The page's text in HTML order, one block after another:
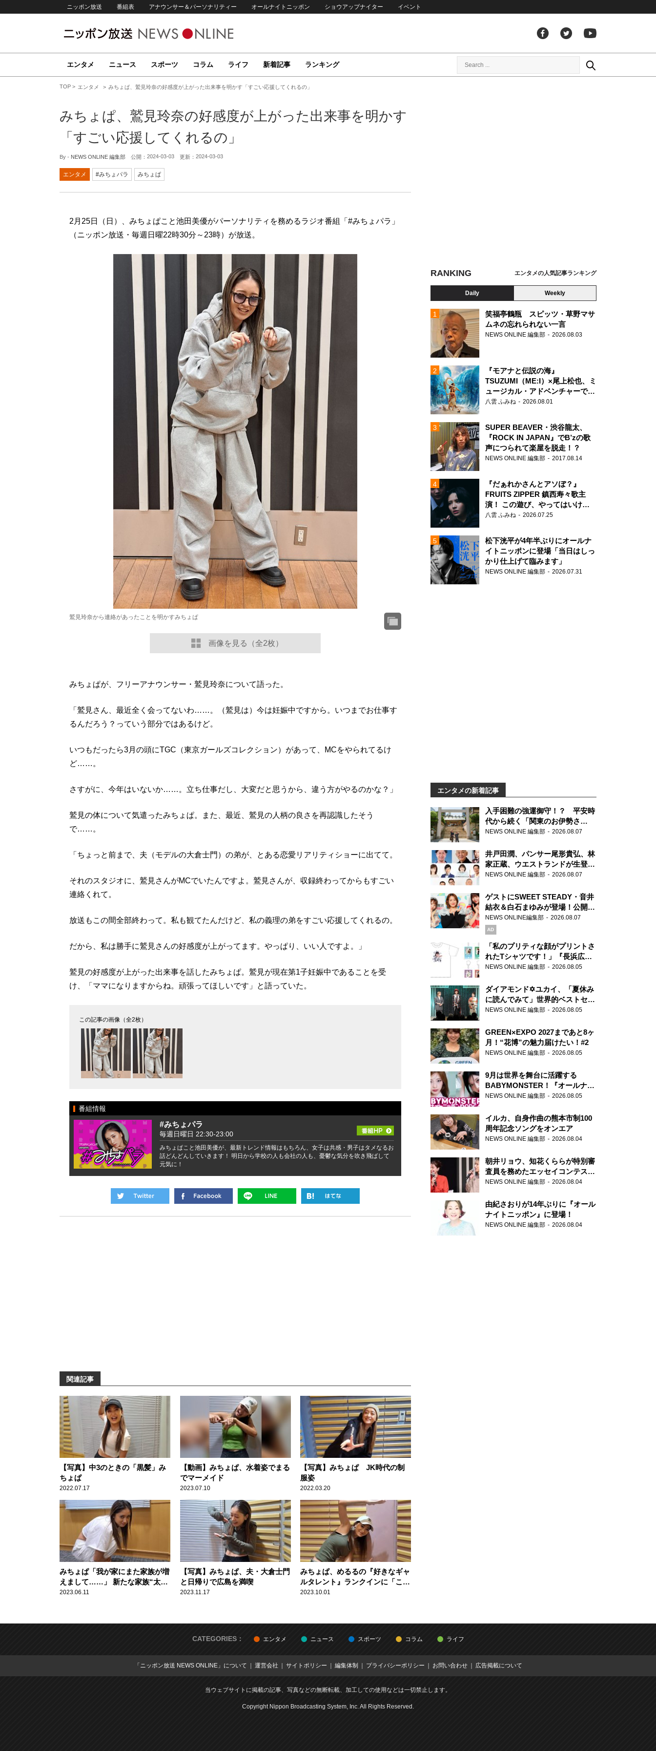
ニッポン放送 番組表 アナウンサー＆パーソナリティー オールナイトニッポン ショウアップナイター イベント
エンタメ ニュース スポーツ コラム ライフ 新着記事 ランキング
TOP エンタメ みちょぱ、鷲見玲奈の好感度が上がった出来事を明かす「すごい応援してくれるの」
みちょぱ、鷲見玲奈の好感度が上がった出来事を明かす
「すごい応援してくれるの」
By - NEWS ONLINE 編集部 公開： 2024-03-03 更新： 2024-03-03
エンタメ #みちょパラ みちょぱ
2月25日（日）、みちょぱこと池田美優がパーソナリティを務めるラジオ番組「#みちょパラ」
（ニッポン放送・毎週日曜22時30分～23時）が放送。
画像を見る（全2枚）
鷲見玲奈から連絡があったことを明かすみちょぱ
みちょぱが、フリーアナウンサー・鷲見玲奈について語った。
「鷲見さん、最近全く会ってないわ……。（鷲見は）今は妊娠中ですから。いつまでお仕事す
るんだろう？っていう部分ではあるけど。
いつもだったら3月の頭にTGC（東京ガールズコレクション）があって、MCをやられてるけ
ど……。
さすがに、今年はいないか……。立ち仕事だし、大変だと思うから、違う方がやるのかな？」
鷲見の体について気遣ったみちょぱ。また、最近、鷲見の人柄の良さを再認識したそう
で……。
「ちょっと前まで、夫（モデルの大倉士門）の弟が、とある恋愛リアリティショーに出てて。
それのスタジオに、鷲見さんがMCでいたんですよ。鷲見さんが、収録終わってからもすごい
連絡くれて。
放送もこの間全部終わって。私も観てたんだけど、私の義理の弟をすごい応援してくれるの。
だから、私は勝手に鷲見さんの好感度が上がってます。やっぱり、いい人ですよ。」
鷲見の好感度が上がった出来事を話したみちょぱ。鷲見が現在第1子妊娠中であることを受
け、「ママになりますからね。頑張ってほしいです」と語っていた。
この記事の画像（全2枚）
番組情報
#みちょパラ
毎週日曜日 22:30-23:00
みちょぱこと池田美優が、最新トレンド情報はもちろん、女子は共感・男子はタメなるお
話どんどんしていきます！ 明日から学校の人も会社の人も、憂鬱な気分を吹き飛ばして
元気に！
関連記事
【写真】中3のときの「黒髪」み
ちょぱ
2022.07.17
【動画】みちょぱ、水着姿でまる
でマーメイド
2023.07.10
【写真】みちょぱ JK時代の制
服姿
2022.03.20
みちょぱ「我が家にまた家族が増
えまして……」 新たな家族“太田
さん”を紹介
2023.06.11
【写真】みちょぱ、夫・大倉士門
と日帰りで広島を満喫
2023.11.17
みちょぱ、めるるの『好きなギャ
ルタレント』ランクインに「ここ
に入れないであげて？」
2023.10.01
RANKING エンタメの人気記事ランキング
Daily Weekly
笑福亭鶴瓶 スピッツ・草野マサ
ムネの忘れられない一言
NEWS ONLINE 編集部 2026.08.03
『モアナと伝説の海』
TSUZUMI（ME:I）×尾上松也、ミ
ュージカル・アドベンチャーで美
声を響かせる
八雲 ふみね 2026.08.01
SUPER BEAVER・渋谷龍太、
『ROCK IN JAPAN』でB’zの歌
声につられて楽屋を脱走！？
NEWS ONLINE 編集部 2017.08.14
『だぁれかさんとアソぼ？』
FRUITS ZIPPER 鎮西寿々歌主
演！ この遊び、やってはいけま
せん。
八雲 ふみね 2026.07.25
松下洸平が4年半ぶりにオールナ
イトニッポンに登場「当日はしっ
かり仕上げて臨みます」
NEWS ONLINE 編集部 2026.07.31
エンタメの新着記事
入手困難の強運御守！？ 平安時
代から続く「関東のお伊勢さ
ま」、芝大神宮にてランパンプス
NEWS ONLINE 編集部 2026.08.07
井戸田潤、パンサー尾形貴弘、林
家正蔵、ウエストランドが生登
場！『ラジオビバリー昼ズ』
NEWS ONLINE 編集部 2026.08.07
ゲストにSWEET STEADY・音井
結衣＆白石まゆみが登場！公開収
録で素顔全開！
NEWS ONLINE編集部 2026.08.07
AD
「私のプリティな顔がプリントさ
れたTシャツです！」『長浜広奈
天下無双』初の番組グッズ発売
NEWS ONLINE 編集部 2026.08.05
ダイアモンド✡ユカイ、「夏休み
に読んでみて」世界的ベストセラ
ー『アナスタシア』を紹介
NEWS ONLINE 編集部 2026.08.05
GREEN×EXPO 2027まであと8ヶ
月！“花博”の魅力届けたい！#2
NEWS ONLINE 編集部 2026.08.05
9月は世界を舞台に活躍する
BABYMONSTER！『オールナイ
トニッポンPODCAST』月替わり
NEWS ONLINE 編集部 2026.08.05
イルカ、自身作曲の熊本市制100
周年記念ソングをオンエア
NEWS ONLINE 編集部 2026.08.04
朝井リョウ、知花くららが特別審
査員を務めたエッセイコンテスト
の特別番組「#いまあなたに伝え
NEWS ONLINE 編集部 2026.08.04
由紀さおりが14年ぶりに『オール
ナイトニッポン』に登場！
NEWS ONLINE 編集部 2026.08.04
CATEGORIES： エンタメ ニュース スポーツ コラム ライフ
「ニッポン放送 NEWS ONLINE」について 運営会社 サイトポリシー 編集体制 プライバシーポリシー お問い合わせ 広告掲載について
当ウェブサイトに掲載の記事、写真などの無断転載、加工しての使用などは一切禁止します。
Copyright Nippon Broadcasting System, Inc. All Rights Reserved.